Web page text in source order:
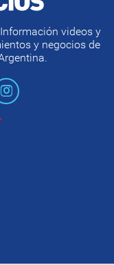
videos y
y negocios de